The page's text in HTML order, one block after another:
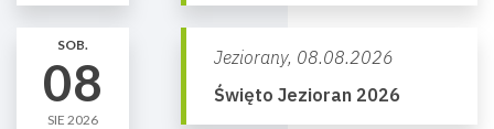
SOB.
08
SIE 2026
Jeziorany, 08.08.2026
Święto Jezioran 2026